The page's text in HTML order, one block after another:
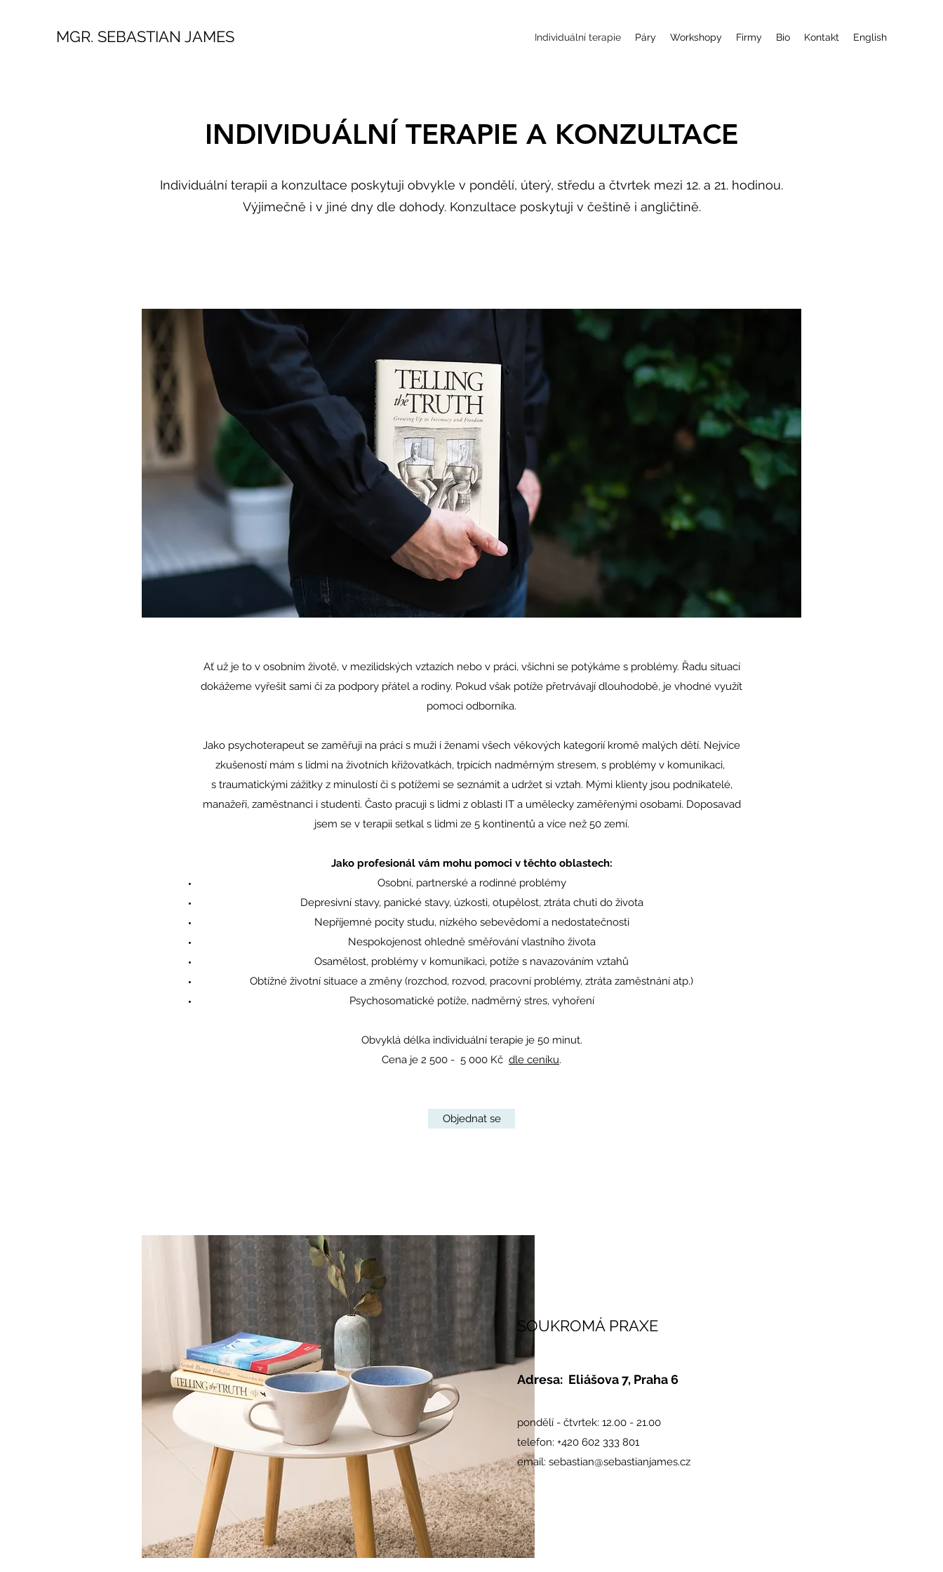
MGR. SEBASTIAN JAMES Individuální terapie Páry Workshopy Firmy Bio Kontakt English
INDIVIDUÁLNÍ TERAPIE A KONZULTACE
Individuální terapii a konzultace poskytuji obvykle v pondělí, úterý, středu a čtvrtek mezi 12. a 21. hodinou.
Výjimečně i v jiné dny dle dohody. Konzultace poskytuji v češtině i angličtině.
Ať už je to v osobním životě, v mezilidských vztazích nebo v práci, všichni se potýkáme s problémy. Řadu situací
dokážeme vyřešit sami či za podpory přátel a rodiny. Pokud však potíže přetrvávají dlouhodobě, je vhodné využít
pomoci odborníka.
Jako psychoterapeut se zaměřuji na práci s muži i ženami všech věkových kategorií kromě malých dětí. Nejvíce
zkušeností mám s lidmi na životních křižovatkách, trpících nadměrným stresem, s problémy v komunikaci,
s traumatickými zážitky z minulostí či s potížemi se seznámit a udržet si vztah. Mými klienty jsou podnikatelé,
manažeři, zaměstnanci i studenti. Často pracuji s lidmi z oblasti IT a umělecky zaměřenými osobami. Doposavad
jsem se v terapii setkal s lidmi ze 5 kontinentů a více než 50 zemí.
Jako profesionál vám mohu pomoci v těchto oblastech:
Osobní, partnerské a rodinné problémy
Depresivní stavy, panické stavy, úzkosti, otupělost, ztráta chuti do života
Nepříjemné pocity studu, nízkého sebevědomí a nedostatečnosti
Nespokojenost ohledně směřování vlastního života
Osamělost, problémy v komunikaci, potíže s navazováním vztahů
Obtížné životní situace a změny (rozchod, rozvod, pracovní problémy, ztráta zaměstnání atp.)
Psychosomatické potíže, nadměrný stres, vyhoření
Obvyklá délka individuální terapie je 50 minut.
Cena je 2 500 - 5 000 Kč dle ceníku.
Objednat se
SOUKROMÁ PRAXE
Adresa: Eliášova 7, Praha 6
pondělí - čtvrtek: 12.00 - 21.00
telefon: +420 602 333 801
email: sebastian@sebastianjames.cz